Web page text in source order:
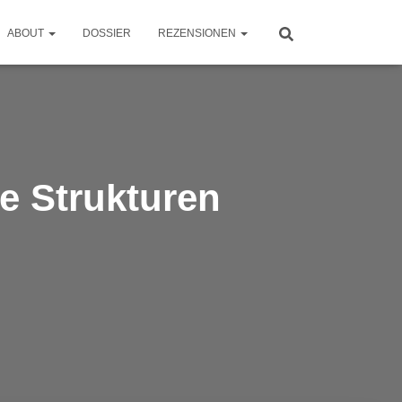
ABOUT DOSSIER REZENSIONEN
Strukturen